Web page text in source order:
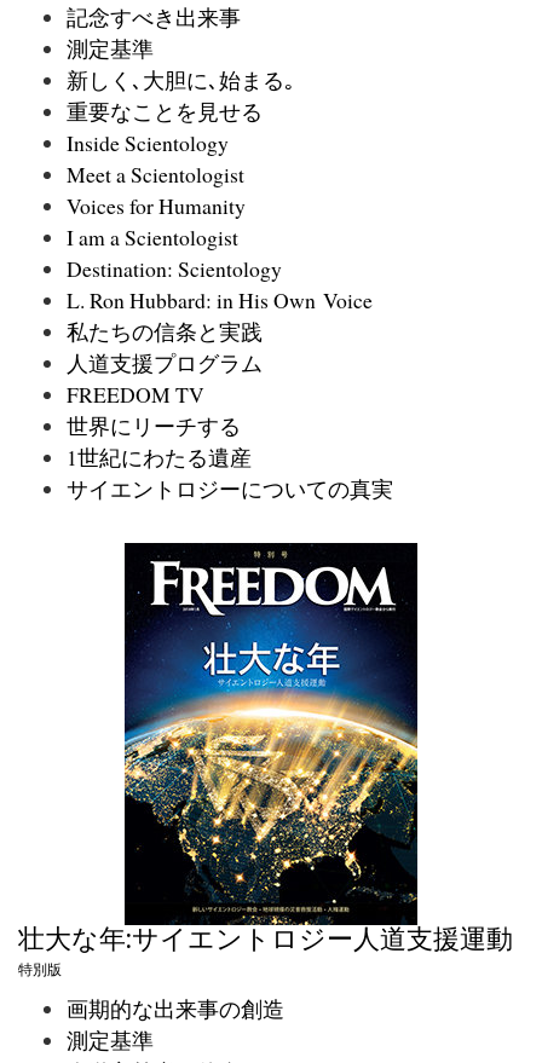
記念すべき出来事
測定基準
新しく､大胆に､始まる｡
重要なことを見せる
Inside Scientology
Meet a Scientologist
Voices for Humanity
I am a Scientologist
Destination: Scientology
L. Ron Hubbard: in His Own Voice
私たちの信条と実践
人道支援プログラム
FREEDOM TV
世界にリーチする
1世紀にわたる遺産
サイエントロジーについての真実
壮大な年:サイエントロジー人道支援運動
特別版
画期的な出来事の創造
測定基準